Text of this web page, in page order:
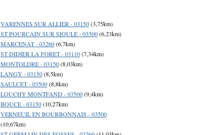
VARENNES SUR ALLIER - 03150(3,75km)
ST POURCAIN SUR SIOULE - 03500(6,23km)
MARCENAT - 03260(6,7km)
ST DIDIER LA FORET - 03110(7,34km)
MONTOLDRE - 03150(8,03km)
LANGY - 03150(8,5km)
SAULCET - 03500(8,8km)
LOUCHY MONTFAND - 03500(9,4km)
BOUCE - 03150(10,27km)
VERNEUIL EN BOURBONNAIS - 03500
(10,67km)